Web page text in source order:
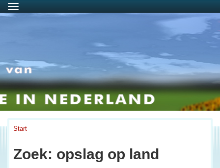
Menu
Start
Zoek: opslag op land